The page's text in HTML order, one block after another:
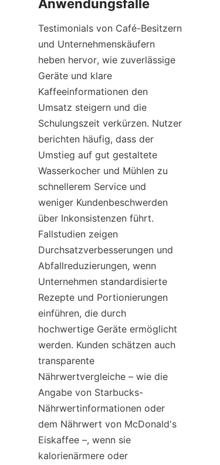
Testimonials von Café-Besitzern
und Unternehmenskäufern
heben hervor, wie zuverlässige
Geräte und klare
Kaffeeinformationen den
Umsatz steigern und die
Schulungszeit verkürzen. Nutzer
berichten häufig, dass der
Umstieg auf gut gestaltete
Wasserkocher und Mühlen zu
schnellerem Service und
weniger Kundenbeschwerden
über Inkonsistenzen führt.
Fallstudien zeigen
Durchsatzverbesserungen und
Abfallreduzierungen, wenn
Unternehmen standardisierte
Rezepte und Portionierungen
einführen, die durch
hochwertige Geräte ermöglicht
werden. Kunden schätzen auch
transparente
Nährwertvergleiche – wie die
Angabe von Starbucks-
Nährwertinformationen oder
dem Nährwert von McDonald's
Eiskaffee –, wenn sie
kalorienärmere oder